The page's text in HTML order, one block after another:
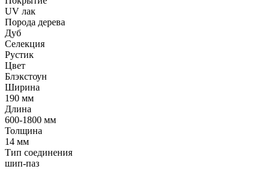
UV лак
Порода дерева
Дуб
Селекция
Рустик
Цвет
Блэкстоун
Ширина
190 мм
Длина
600-1800 мм
Толщина
14 мм
Тип соединения
шип-паз